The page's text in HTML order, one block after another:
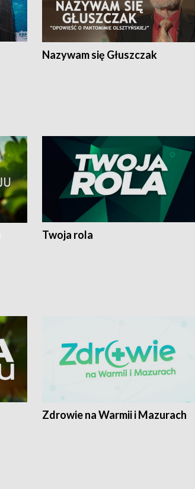
Nazywam się Głuszczak
Twoja rola
Zdrowie na Warmii i Mazurach